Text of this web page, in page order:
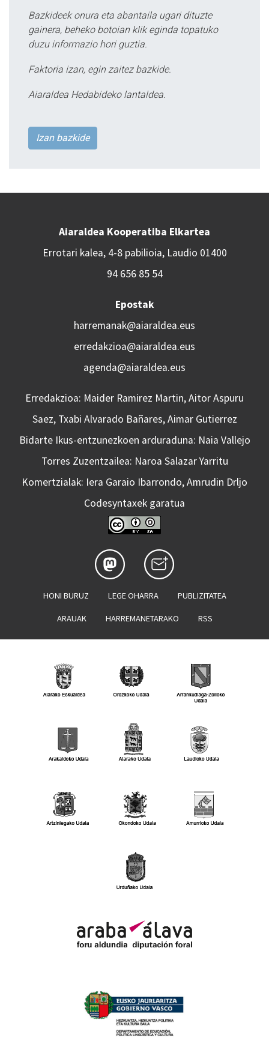
Bazkideek onura eta abantaila ugari dituzte
gainera, beheko botoian klik eginda topatuko
duzu informazio hori guztia.
Faktoria izan, egin zaitez bazkide.
Aiaraldea Hedabideko lantaldea.
Izan bazkide
Aiaraldea Kooperatiba Elkartea
Errotari kalea, 4-8 pabilioia, Laudio 01400
94 656 85 54
Epostak
harremanak@aiaraldea.eus
erredakzioa@aiaraldea.eus
agenda@aiaraldea.eus
Erredakzioa: Maider Ramirez Martin, Aitor Aspuru
Saez, Txabi Alvarado Bañares, Aimar Gutierrez
Bidarte Ikus-entzunezkoen arduraduna: Naia Vallejo
Torres Zuzentzailea: Naroa Salazar Yarritu
Komertzialak: Iera Garaio Ibarrondo, Amrudin Drljo
Codesyntaxek garatua
HONI BURUZ LEGE OHARRA PUBLIZITATEA
ARAUAK HARREMANETARAKO RSS